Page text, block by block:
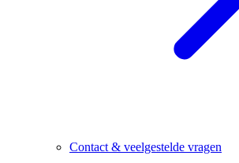
Contact & veelgestelde vragen